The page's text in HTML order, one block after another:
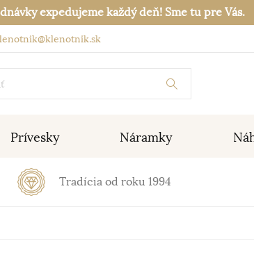
expedujeme každý deň! Sme tu pre Vás.
Prívesky Náramky
Tradícia od roku 1994